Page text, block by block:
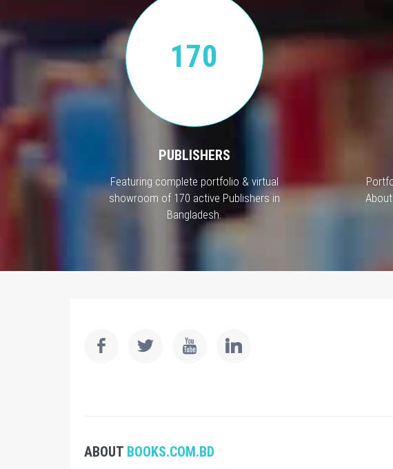
170
PUBLISHERS
Featuring complete portfolio & virtual
showroom of 170 active Publishers in
Bangladesh.
ABOUT BOOKS.COM.BD